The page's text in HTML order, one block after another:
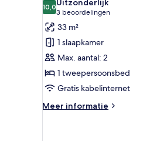
voor
Villa
Deluxe
Double
Room
laden
10,010,0 van 10
Uitzonderlijk
3 beoordelingen
(3
beoordelingen)
33 m²
1 slaapkamer
Max. aantal: 2
1 tweepersoonsbed
Gratis kabelinternet
Meer informatie
Meer